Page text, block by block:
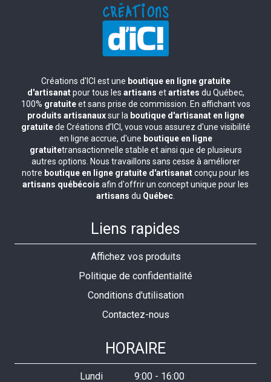
Créations d'ICI est une boutique en ligne gratuite
d'artisanatpour tous les artisans etartistes du Québec,
100% gratuiteet sans prise de commission. En affichant vos
produits artisanauxsur la boutique d'artisanat en ligne
gratuitede Créations d’ICI, vous vous assurez d'une visibilité
en ligne accrue, d'une boutique en ligne
gratuitetransactionnelle stable et ainsi que de plusieurs
autres options. Nous travaillons sans cesse à améliorer
notre boutique en ligne gratuite d'artisanatconçu pour les
artisans québécois afin d'offrir un concept unique pour les
artisans du Québec
Liens rapides
Affichez vos produits
Politique de confidentialité
Conditions d'utilisation
Contactez-nous
HORAIRE
Lundi 9:00- 16:00